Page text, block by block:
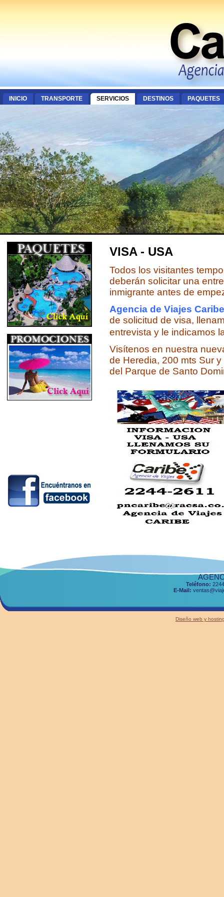
INICIO TRANSPORTE SERVICIOS DESTINOS PAQUETES
VISA - USA
Todos los visitantes
deberán solicitar una
inmigrante antes de
Agencia de Viajes Caribe
de solicitud de visa,
entrevista y le indicamos
Visítenos en nuestra
de Heredia, 200 mts Sur
del Parque de Santo
Teléfono:
E-Mail:
Diseño web y